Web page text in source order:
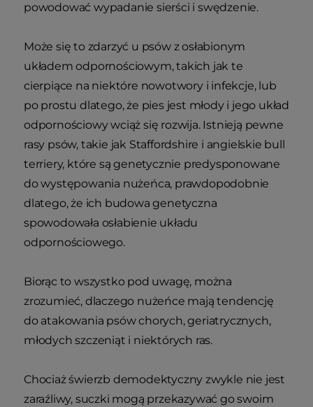
powodować wypadanie sierści i swędzenie.
Może się to zdarzyć u psów z osłabionym
układem odpornościowym, takich jak te
cierpiące na niektóre nowotwory i infekcje, lub
po prostu dlatego, że pies jest młody i jego układ
odpornościowy wciąż się rozwija. Istnieją pewne
rasy psów, takie jak Staffordshire i angielskie bull
terriery, które są genetycznie predysponowane
do występowania nużeńca, prawdopodobnie
dlatego, że ich budowa genetyczna
spowodowała osłabienie układu
odpornościowego.
Biorąc to wszystko pod uwagę, można
zrozumieć, dlaczego nużeńce mają tendencję
do atakowania psów chorych, geriatrycznych,
młodych szczeniąt i niektórych ras.
Chociaż świerzb demodektyczny zwykle nie jest
zaraźliwy, suczki mogą przekazywać go swoim